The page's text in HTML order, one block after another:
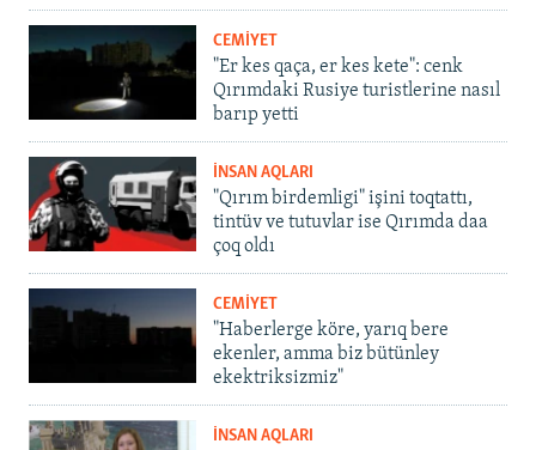
CEMİYET
"Er kes qaça, er kes kete": cenk
Qırımdaki Rusiye turistlerine nasıl
barıp yetti
İNSAN AQLARI
"Qırım birdemligi" işini toqtattı,
tintüv ve tutuvlar ise Qırımda daa
çoq oldı
CEMİYET
"Haberlerge köre, yarıq bere
ekenler, amma biz bütünley
ekektriksizmiz"
İNSAN AQLARI